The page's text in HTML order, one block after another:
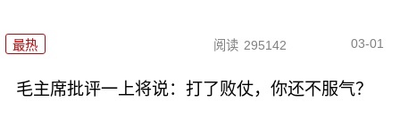
最热 阅读 295142 03-01
毛主席批评一上将说：打了败仗，你还不服气？